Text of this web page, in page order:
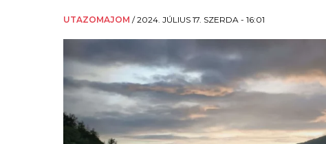
UTAZOMAJOM /2024. JÚLIUS 17. SZERDA - 16:01